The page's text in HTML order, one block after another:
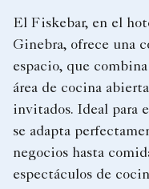
El Fiskebar, en el
Ginebra, ofrece una
espacio, que
área de cocina
invitados. Ideal para
se adapta
negocios hasta
espectáculos de